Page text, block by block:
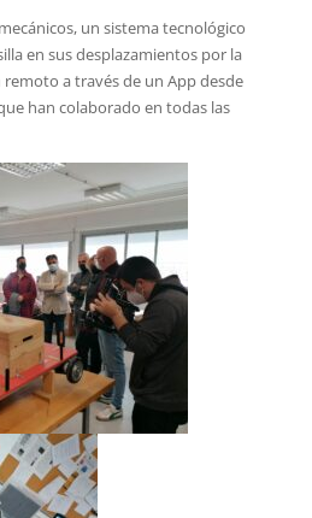
un sistema tecnológico
en sus desplazamientos por la
a través de un App desde
han colaborado en todas las